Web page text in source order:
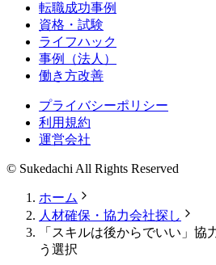
転職成功事例
資格・試験
ライフハック
事例（法人）
働き方改善
プライバシーポリシー
利用規約
運営会社
© Sukedachi All Rights Reserved
ホーム
人材確保・協力会社探し
「スキルは後からでいい」協
う選択